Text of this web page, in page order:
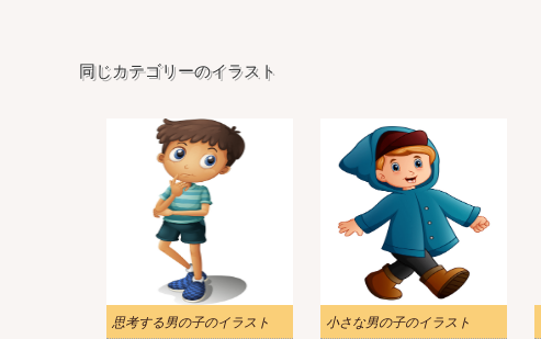
同じカテゴリーのイラスト
思考する男の子のイラスト 小さな男の子のイラスト